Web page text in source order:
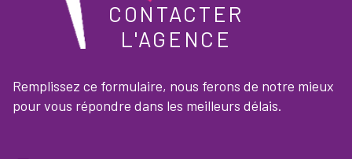
CONTACTER
L'AGENCE
Remplissez ce formulaire, nous ferons de notre mieux
pour vous répondre dans les meilleurs délais.